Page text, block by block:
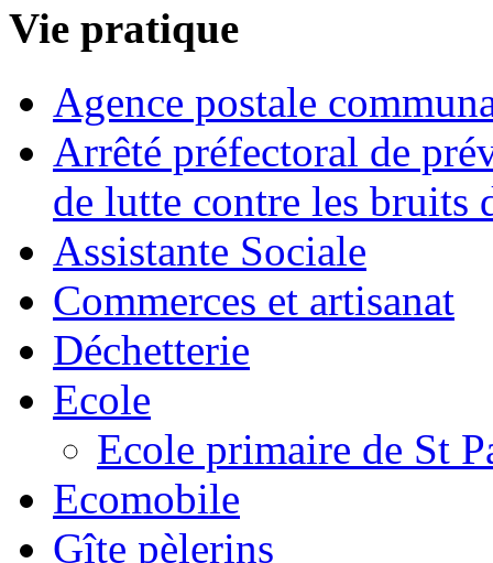
Vie pratique
Agence postale
Arrêté préfectoral de
de lutte contre les bruits
Assistante Sociale
Commerces et artisanat
Déchetterie
Ecole
Ecole primaire de St
Ecomobile
Gîte pèlerins